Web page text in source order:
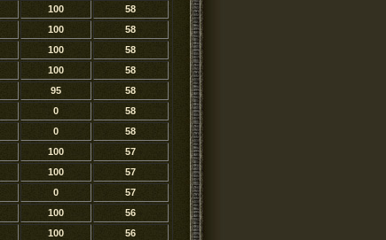
100
58
100
58
100
58
100
58
95
58
0
58
0
58
100
57
100
57
0
57
100
56
100
56